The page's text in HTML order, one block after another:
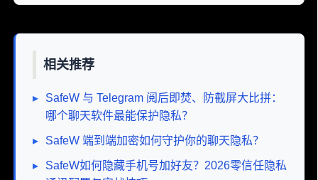
相关推荐
▸
SafeW 与 Telegram 阅后即焚、防截屏大比拼：
哪个聊天软件最能保护隐私？
▸ SafeW 端到端加密如何守护你的聊天隐私？
▸
SafeW如何隐藏手机号加好友？2026零信任隐私